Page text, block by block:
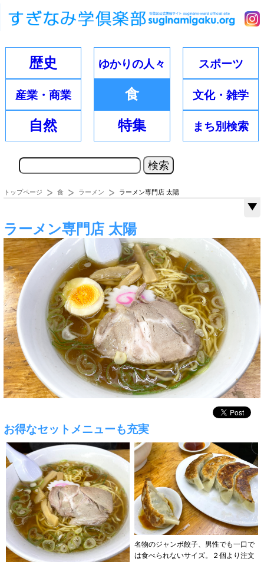
歴史 ゆかりの人々 スポーツ
産業・ 商業 食 文化・雑学
自然 特集 まち別検索
トップページ 食 ラーメン ラーメン専門店 太陽
ラーメン専門店 太陽
お得なセットメニューも充実
名物のジャンボ餃子、男性でも一口で
は食べられないサイズ。２個より注文